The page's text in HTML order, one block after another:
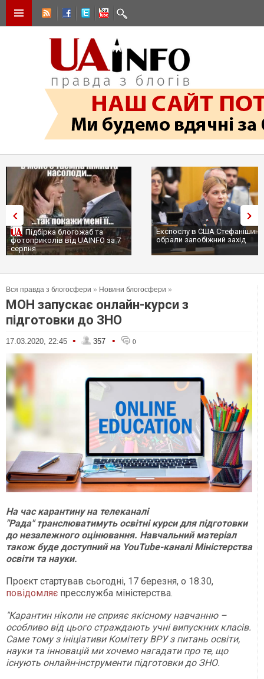
Підбірка блогожаб та
фотоприколів від UAINFO за 7
серпня
Експослу в США
обрали запобіжний захід
Вся правда з блогосфери » Новини блогосфери »
МОН запускає онлайн-курси з
підготовки до ЗНО
17.03.2020, 22:45 • 357 • 0
На час карантину на телеканалі
"Рада" транслюватимуть освітні курси для підготовки
до незалежного оцінювання. Навчальний матеріал
також буде доступний на YouTube-каналі Міністерства
освіти та науки.
Проєкт стартував сьогодні, 17 березня, о 18.30,
повідомляє пресслужба міністерства.
"Карантин ніколи не сприяє якісному навчанню –
особливо від цього страждають учні випускних класів.
Саме тому з ініціативи Комітету ВРУ з питань освіти,
науки та інновацій ми хочемо нагадати про те, що
існують онлайн-інструменти підготовки до ЗНО.